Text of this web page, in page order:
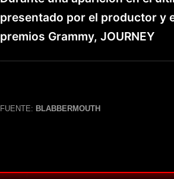
presentado por el productor y
premios Grammy, JOURNEY
FUENTE: BLABBERMOUTH